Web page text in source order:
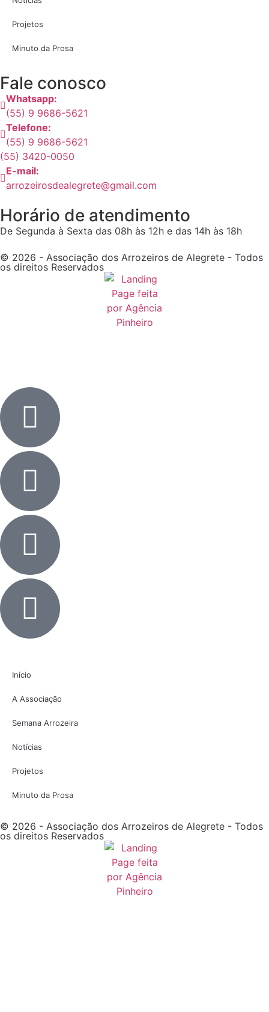
Projetos
Minuto da Prosa
Fale conosco
Whatsapp:
(55) 9 9686-5621
Telefone:
(55) 9 9686-5621
(55) 3420-0050
E-mail:
arrozeirosdealegrete@gmail.com
Horário de atendimento
De Segunda à Sexta das 08h às 12h e das 14h às 18h
© 2026 - Associação dos Arrozeiros de Alegrete - Todos
os direitos Reservados
Início
A Associação
Semana Arrozeira
Notícias
Projetos
Minuto da Prosa
© 2026 - Associação dos Arrozeiros de Alegrete - Todos
os direitos Reservados